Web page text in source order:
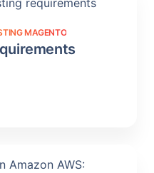
MAGENTO